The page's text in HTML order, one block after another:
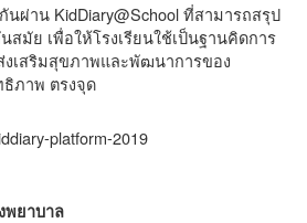
นผ่าน KidDiary@School ที่สามารถสรุป
มัย เพื่อให้โรงเรียนใช้เป็นฐานคิดการ
งเสริมสุขภาพและพัฒนาการของ
ภาพ ตรงจุด
พยาบาล